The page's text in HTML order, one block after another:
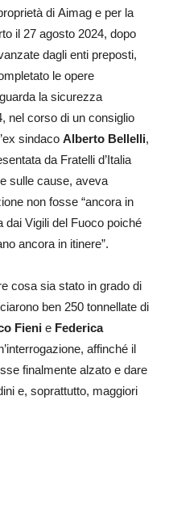
di Aimage per la
il 27 agosto 2024, dopo
dagli enti preposti,
le opere
la sicurezza
nel corso di un consiglio
sindacoAlberto Bellelli,
da Fratelli d’Italia
sulle cause, aveva
non fosse “ancora in
dai Vigili del Fuoco poiché
ancora in itinere”.
cosa sia stato in grado di
ben 250 tonnellate di
Fieni e Federica
affinché il
finalmente alzato e dare
e, soprattutto, maggiori